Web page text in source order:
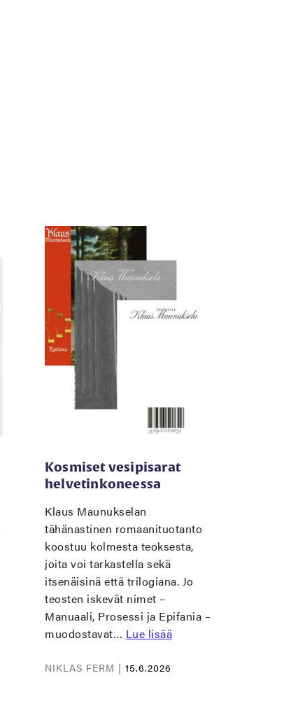
Kosmiset vesipisarat
helvetinkoneessa
Klaus Maunukselan
tähänastinen romaanituotanto
koostuu kolmesta teoksesta,
joita voi tarkastella sekä
itsenäisinä että trilogiana. Jo
teosten iskevät nimet –
Manuaali, Prosessi ja Epifania –
muodostavat… Lue lisää
NIKLAS FERM | 15.6.2026